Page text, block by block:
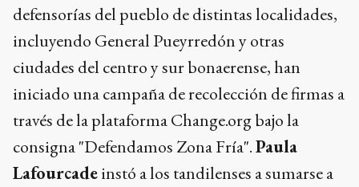
defensorías del pueblo de distintas localidades,
incluyendo General Pueyrredón y otras
ciudades del centro y sur bonaerense, han
iniciado una campaña de recolección de firmas a
través de la plataforma Change.org bajo la
consigna "Defendamos Zona Fría".Paula
Lafourcadeinstó a los tandilenses a sumarse a